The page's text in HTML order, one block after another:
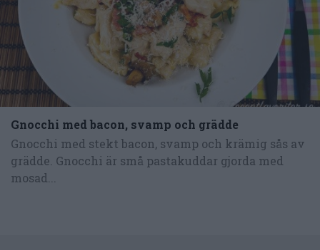
Gnocchi med bacon, svamp och grädde
Gnocchi med stekt bacon, svamp och krämig sås av
grädde. Gnocchi är små pastakuddar gjorda med
mosad...